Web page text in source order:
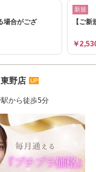
場合がござ
新規
【ご
￥
野店
から徒歩5分